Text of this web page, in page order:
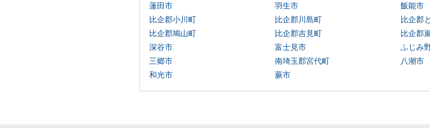
蓮田市
羽生市 飯能市
比企郡小川町
比企郡川島町 比企郡
比企郡鳩山町
比企郡吉見町 比企郡
深谷市
富士見市 ふじみ
三郷市
南埼玉郡宮代町 八潮市
和光市
蕨市